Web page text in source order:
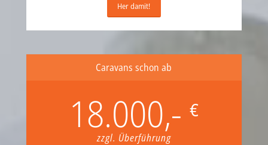
Her damit!
Caravans schon ab
18.000,- €
zzgl. Überführung